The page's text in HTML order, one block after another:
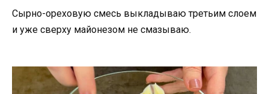
Сырно-ореховую смесь выкладываю третьим слоем
и уже сверху майонезом не смазываю.